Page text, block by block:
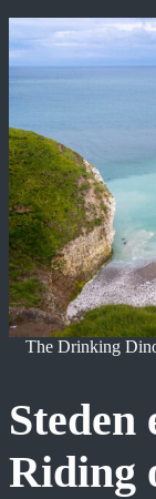
The Drinking
Steden
Riding